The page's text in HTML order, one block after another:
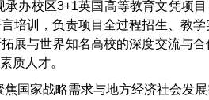
承办校区3+1英国高等教育文凭项
培训，负责项目全过程招生、教
展与世界知名高校的深度交流与
质人才。
国家战略需求与地方经济社会发